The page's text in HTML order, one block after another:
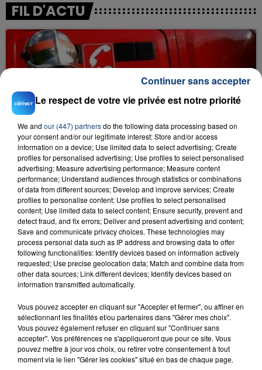
FIL D'ACTU
23 juillet 2026
INCENDIE MORTEL À LENS : UNE FEMME ET
SON BÉBÉ ENTRE LA VIE ET LA...
Un homme s'est immolé par le feu après avoir
aspergé sa compagne et leur bébé de trois mois
d'un liquide inflammable.
20 juillet 2026
UNE ADOLESCENTE DEVANT SE FAIRE
La famille a porté plainte contre la clinique qui a
reconnu sa responsabilité et présenté ses
excuses.
TITRES DIFFUSÉS
Le respect de votre vie privée est notre priorité
We and our (447) partnersdo the following data processing based on
your consent and/or our legitimate interest: Store and/or access
information on a device; Use limited data to select advertising; Create
profiles for personalised advertising; Use profiles to select personalised
advertising; Measure advertising performance; Measure content
performance; Understand audiences through statistics or combinations
of data from different sources; Develop and improve services; Create
profiles to personalise content; Use profiles to select personalised
content; Use limited data to select content; Ensure security, prevent and
detect fraud, and fix errors; Deliver and present advertising and content;
Save and communicate privacy choices. These technologies may
process personal data such as IP address and browsing data to offer
following functionalities: Identify devices based on information actively
requested; Use precise geolocation data; Match and combine data from
other data sources; Link different devices; Identify devices based on
information transmitted automatically.
Vous pouvez accepter en cliquant sur "Accepter et fermer", ou affiner en
sélectionnant les finalités et/ou partenaires dans "Gérer mes choix".
Vous pouvez également refuser en cliquant sur "Continuer sans
accepter". Vos préférences ne s'appliqueront que pour ce site. Vous
pouvez mettre à jour vos choix, ou retirer votre consentement à tout
moment via le lien "Gérer les cookies" situé en bas de chaque page.
Continuer sans accepter